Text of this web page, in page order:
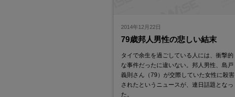
2014年12月22日
79歳邦人男性の悲しい結末
タイで余生を過ごしている人には、衝撃的
な事件だったに違いない。邦人男性、島戸
義則さん（79）が交際していた女性に殺害
されたというニュースが、連日話題となっ
た。